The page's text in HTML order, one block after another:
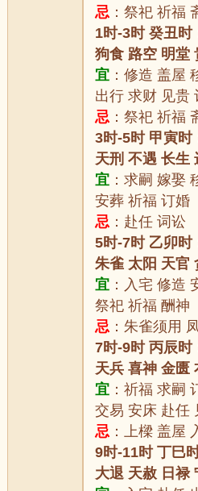
忌 ：祭祀 祈福
1时-3时 癸丑时
狗食 路空 明堂
宜 ：修造 盖屋
出行 求财 见贵
忌 ：祭祀 祈福
3时-5时 甲寅时
天刑 不遇 长生
宜 ：求嗣 嫁娶
安葬 祈福 订婚
忌 ：赴任 词讼
5时-7时 乙卯时
朱雀 太阳 天官
宜 ：入宅 修造
祭祀 祈福 酬神
忌 ：朱雀须用
7时-9时 丙辰时
天兵 喜神 金匮
宜 ：祈福 求嗣
交易 安床 赴任
忌 ：上樑 盖屋
9时-11时 丁巳
大退 天赦 日禄